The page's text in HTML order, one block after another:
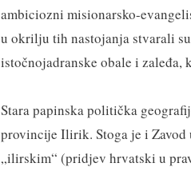
ambiciozni misionarsko-
u okrilju tih nastojanja stvarali
istočnojadranske obale i zaleđa,
Stara papinska politička
provincije Ilirik. Stoga je i
„ilirskim“ (pridjev hrvatski u